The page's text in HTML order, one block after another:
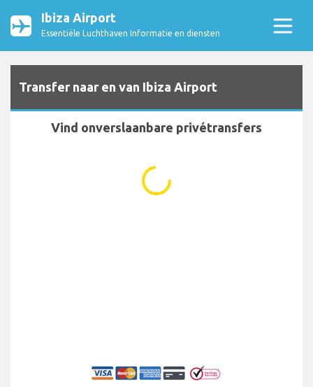
Ibiza Airport
Essentiële Luchthaven Informatie en diensten
Transfer naar en van Ibiza Airport
Vind onverslaanbare privétransfers
...